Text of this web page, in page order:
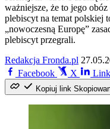
ważniejsze, że to jego
plebiscyt na temat polskiej
„nowoczesną Europę”
plebiscyt przegrali.
Redakcja Fronda.pl
Facebook
X
Kopiuj link